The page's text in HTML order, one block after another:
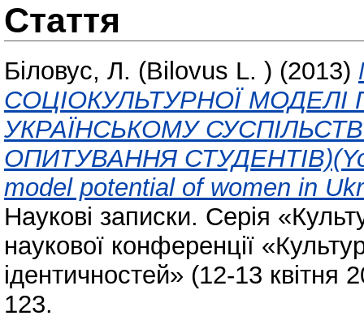
Стаття
Біловус, Л. (Bilovus L. ) (2013)
СОЦІОКУЛЬТУРНОЇ МОДЕЛІ
УКРАЇНСЬКОМУ
ОПИТУВАННЯ
model potential of women in
Наукові записки. Серія
наукової конференції
ідентичностей» (12-13
123.